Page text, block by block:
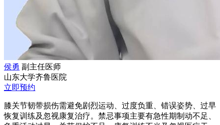
侯勇 副主任医师
山东大学齐鲁医院
立即预约
膝关节韧带损伤需避免剧烈运动、过度负重、错误姿势、过早
恢复训练及忽视康复治疗。禁忌事项主要有急性期制动不足、